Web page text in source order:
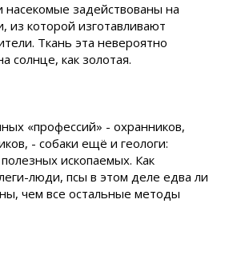
насекомые задействованы на
из которой изготавливают
Ткань эта невероятно
солнце, как золотая.
«профессий» - охранников,
- собаки ещё и геологи:
ископаемых. Как
люди, псы в этом деле едва ли
чем все остальные методы